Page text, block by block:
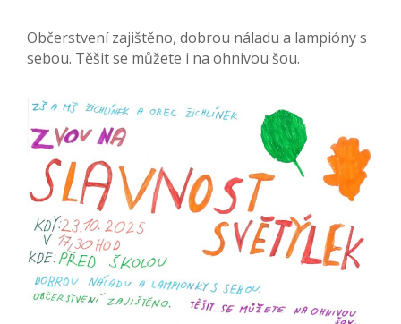
Občerstvení zajištěno, dobrou náladu a lampióny s
sebou. Těšit se můžete i na ohnivou šou.